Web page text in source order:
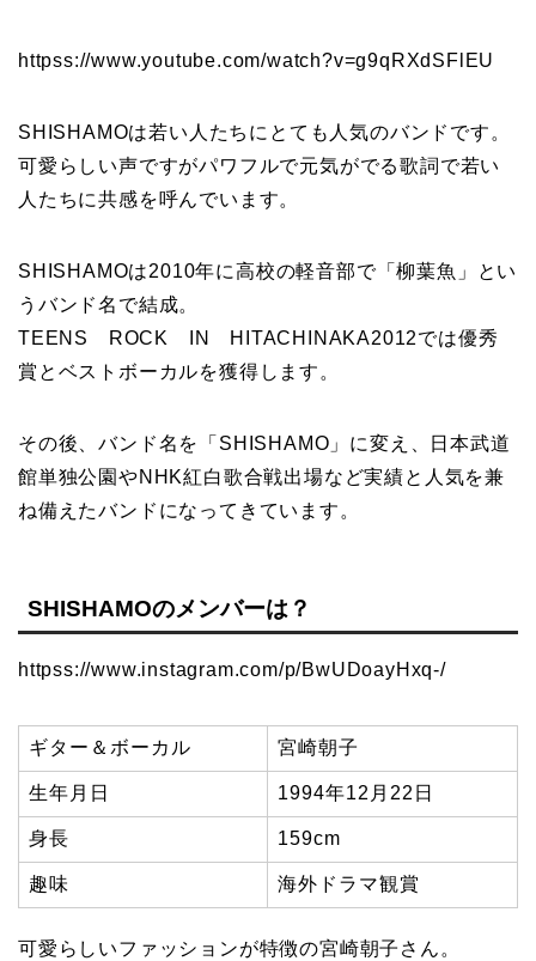
httpss://www.youtube.com/watch?v=g9qRXdSFlEU
SHISHAMOは若い人たちにとても人気のバンドです。
可愛らしい声ですがパワフルで元気がでる歌詞で若い
人たちに共感を呼んでいます。
SHISHAMOは2010年に高校の軽音部で「柳葉魚」とい
うバンド名で結成。
TEENS ROCK IN HITACHINAKA2012では優秀
賞とベストボーカルを獲得します。
その後、バンド名を「SHISHAMO」に変え、日本武道
館単独公園やNHK紅白歌合戦出場など実績と人気を兼
ね備えたバンドになってきています。
SHISHAMOのメンバーは？
httpss://www.instagram.com/p/BwUDoayHxq-/
ギター＆ボーカル 宮崎朝子
生年月日 1994年12月22日
身長 159cm
趣味 海外ドラマ観賞
可愛らしいファッションが特徴の宮崎朝子さん。